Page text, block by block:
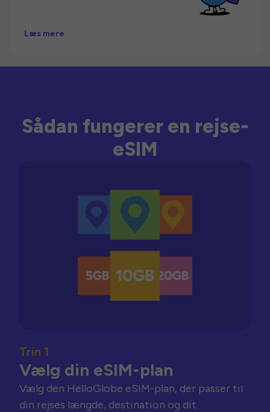
Læs mere
Sådan fungerer en rejse-
eSIM
Trin 1
Vælg din eSIM-plan
Vælg den HelloGlobe eSIM-plan, der passer til
din rejses længde, destination og dit